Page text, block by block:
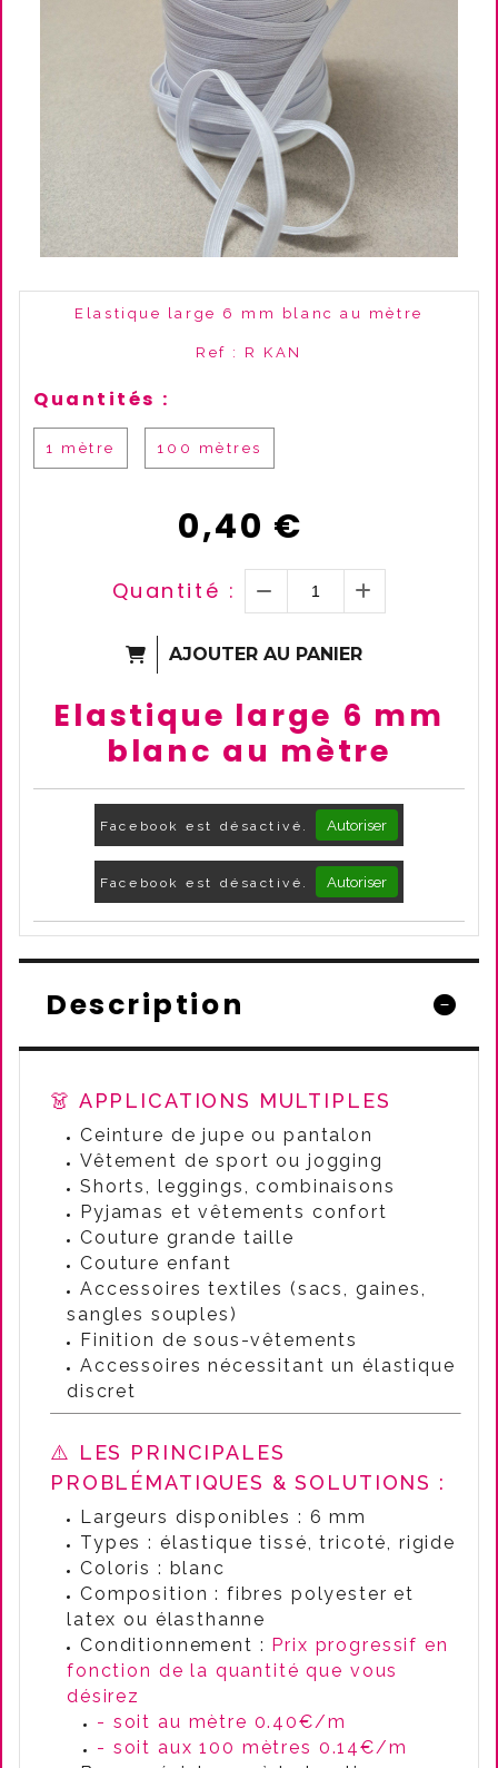
Elastique large 6 mm blanc au mètre
Ref : R KAN
Quantités :
1 mètre 100 mètres
0,40 €
Quantité :
AJOUTER AU PANIER
Elastique large 6 mm
blanc au mètre
Facebook est désactivé. Autoriser
Facebook est désactivé. Autoriser
Description
👗 APPLICATIONS MULTIPLES
Ceinture de jupe ou pantalon
Vêtement de sport ou jogging
Shorts, leggings, combinaisons
Pyjamas et vêtements confort
Couture grande taille
Couture enfant
Accessoires textiles (sacs, gaines,
sangles souples)
Finition de sous-vêtements
Accessoires nécessitant un élastique
discret
⚠️ LES PRINCIPALES
PROBLÉMATIQUES & SOLUTIONS :
Largeurs disponibles : 6 mm
Types : élastique tissé, tricoté, rigide
Coloris : blanc
Composition : fibres polyester et
latex ou élasthanne
Conditionnement : Prix progressif en
fonction de la quantité que vous
désirez
- soit au mètre 0.40€/m
- soit aux 100 mètres 0.14€/m